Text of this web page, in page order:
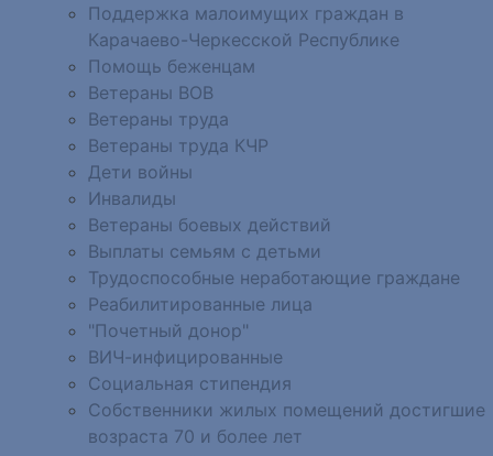
Поддержка малоимущих граждан в
Карачаево-Черкесской Республике
Помощь беженцам
Ветераны ВОВ
Ветераны труда
Ветераны труда КЧР
Дети войны
Инвалиды
Ветераны боевых действий
Выплаты семьям с детьми
Трудоспособные неработающие граждане
Реабилитированные лица
"Почетный донор"
ВИЧ-инфицированные
Социальная стипендия
Собственники жилых помещений достигшие
возраста 70 и более лет